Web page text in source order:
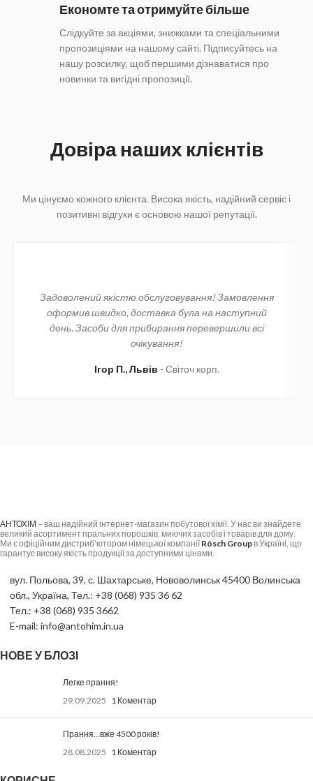
Економте та отримуйте більше
Слідкуйте за акціями, знижками та спеціальними
пропозиціями на нашому сайті. Підписуйтесь на
нашу розсилку, щоб першими дізнаватися про
новинки та вигідні пропозиції.
Довіра наших клієнтів
Ми цінуємо кожного клієнта. Висока якість, надійний сервіс і
позитивні відгуки є основою нашої репутації.
Задоволений якістю обслуговування! Замовлення
оформив швидко, доставка була на наступний
день. Засоби для прибирання перевершили всі
очікування!
Ігор П., Львів Світоч корп.
АНТОХІМ – ваш надійний інтернет-магазин побутової хімії. У нас ви знайдете
великий асортимент пральних порошків, миючих засобів і товарів для дому.
Ми є офіційним дистриб’ютором німецької компаніїRösch Groupв Україні, що
гарантує високу якість продукції за доступними цінами.
вул. Польова, 39, с. Шахтарське, Нововолинськ 45400 Волинська
обл., Україна, Тел.: +38 (068) 935 36 62
Тел.: +38 (068) 935 3662
E-mail: info@antohim.in.ua
НОВЕ У БЛОЗІ
Легке прання!
29.09.2025 1 Коментар
Прання…вже 4500 років!
28.08.2025 1 Коментар